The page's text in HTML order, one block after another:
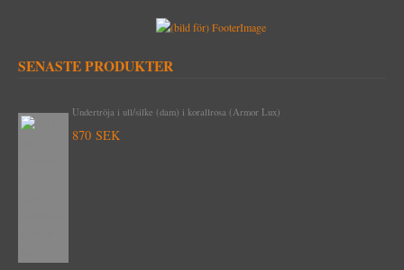
SENASTE PRODUKTER
ändknoppar nickel
2620 SEK